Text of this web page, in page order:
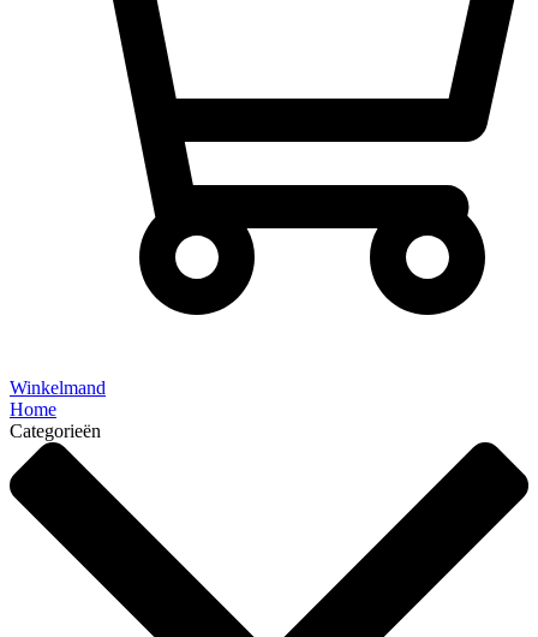
Winkelmand
Home
Categorieën